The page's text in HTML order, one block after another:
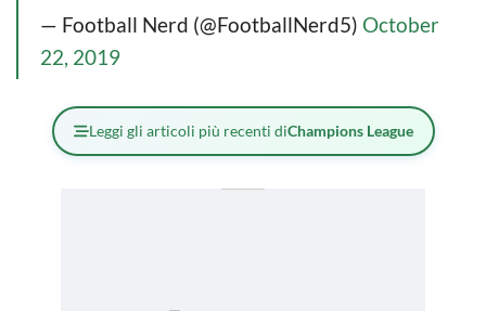
— Football Nerd (@FootballNerd5) October
22, 2019
Leggi gli articoli più recenti diChampions League